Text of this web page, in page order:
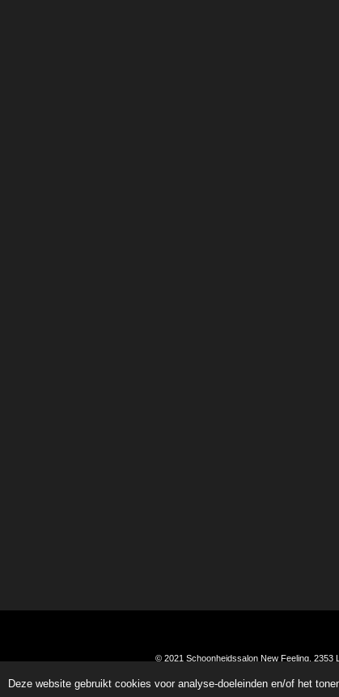
Deze website gebruikt cookies voor analyse-doeleinden en/of het
© 2021 Schoonheidssalon New Feeling. 2353